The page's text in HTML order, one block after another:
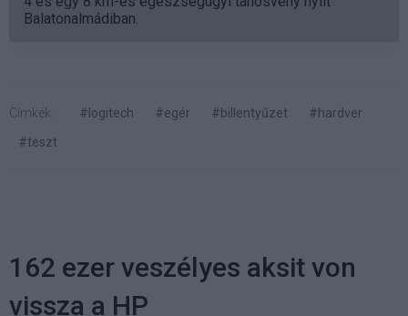
Balatonalmádiban.
Címkék: #logitech #egér #billentyűzet
#hardver
#teszt
162 ezer veszélyes aksit von
vissza a HP